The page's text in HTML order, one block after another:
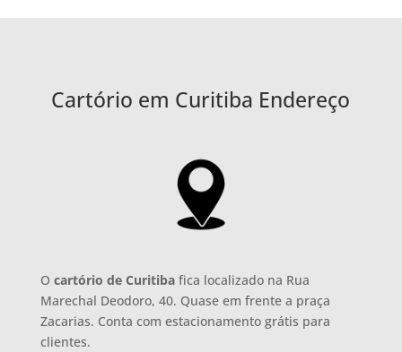
Cartório em Curitiba Endereço
O cartório de Curitibafica localizado na Rua
Marechal Deodoro, 40. Quase em frente a praça
Zacarias. Conta com estacionamento grátis para
clientes.